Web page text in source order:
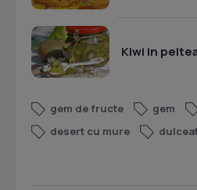
Kiwi in
gem de fructe gem
desert cu mure